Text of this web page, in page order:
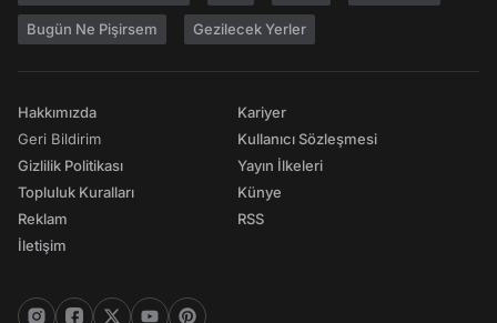
Bugün Ne Pişirsem Gezilecek Yerler
Hakkımızda
Geri Bildirim
Gizlilik Politikası
Topluluk Kuralları
Reklam
İletişim
Kariyer
Kullanıcı Sözleşmesi
Yayın İlkeleri
Künye
RSS